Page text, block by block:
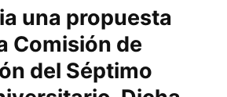
una propuesta
Comisión de
del Séptimo